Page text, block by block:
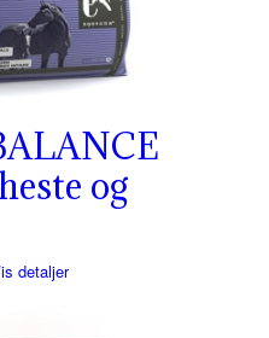
og
detaljer